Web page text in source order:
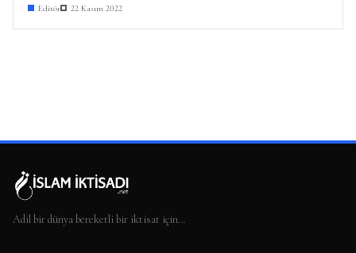
Editör 22 Kasım 2022
Adil bir dünya bereketli bir iktisat için…